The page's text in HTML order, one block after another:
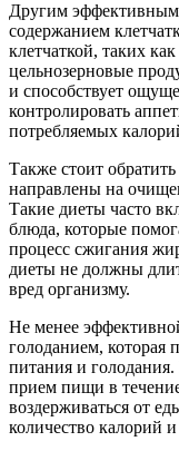
Другим эффективным
содержанием
клетчаткой, таких
цельнозерновые
и способствует
контролировать
потребляемых
Также стоит
направлены на
Такие диеты часто
блюда, которые
процесс сжигания
диеты не должны
вред организму.
Не менее
голоданием, которая
питания и
прием пищи в
воздерживаться от
количество калорий